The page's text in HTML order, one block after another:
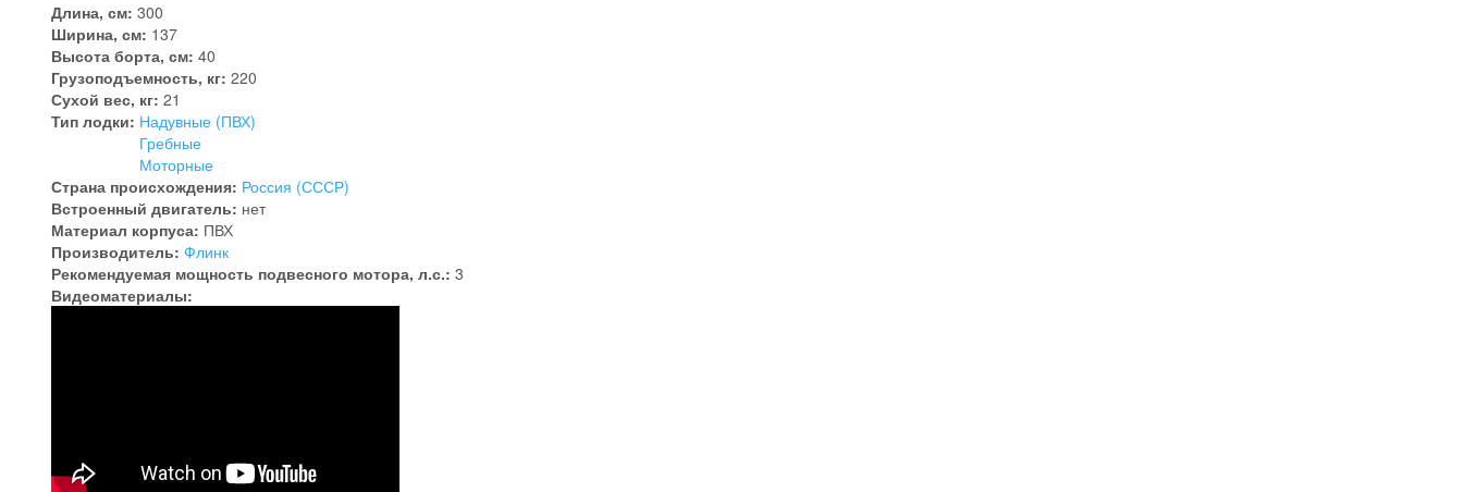
Длина, см: 300
Ширина, см: 137
Высота борта, см: 40
Грузоподъемность, кг: 220
Сухой вес, кг: 21
Тип лодки: Надувные (ПВХ)
Гребные
Моторные
Страна происхождения: Россия (СССР)
Встроенный двигатель: нет
Материал корпуса: ПВХ
Производитель: Флинк
Рекомендуемая мощность подвесного мотора, л.с.: 3
Видеоматериалы: